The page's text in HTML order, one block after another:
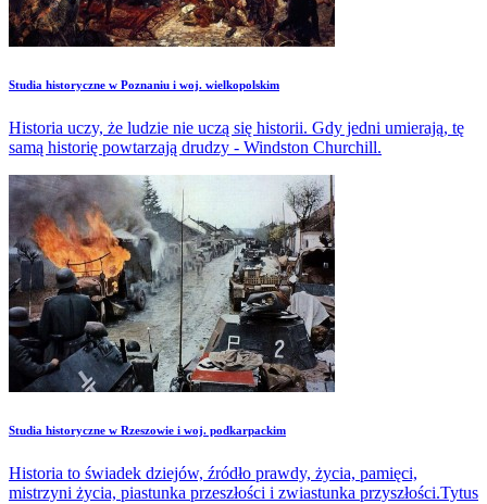
Studia historyczne w Poznaniu i woj. wielkopolskim
Historia uczy, że ludzie nie uczą się historii. Gdy jedni umierają, tę
samą historię powtarzają drudzy - Windston Churchill.
Studia historyczne w Rzeszowie i woj. podkarpackim
Historia to świadek dziejów, źródło prawdy, życia, pamięci,
mistrzyni życia, piastunka przeszłości i zwiastunka przyszłości.Tytus